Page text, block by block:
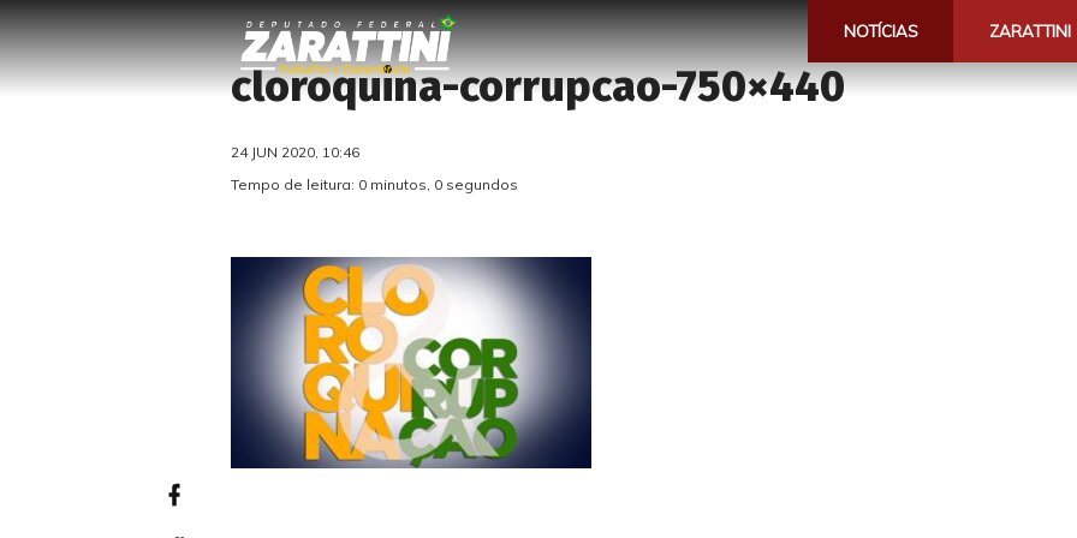
NOTÍCIAS ZARATTINI
cloroquina-corrupcao-750×440
24 JUN 2020, 10:46
Tempo de leitura: 0 minutos, 0 segundos